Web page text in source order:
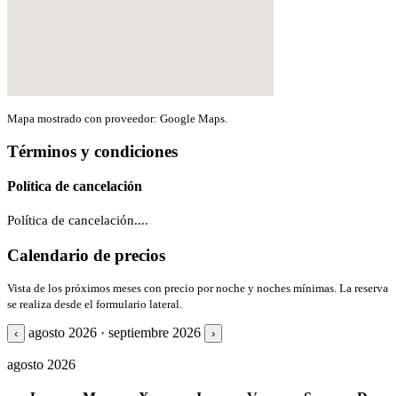
Mapa mostrado con proveedor: Google Maps.
Términos y condiciones
Política de cancelación
Política de cancelación....
Calendario de precios
Vista de los próximos meses con precio por noche y noches mínimas. La reserva
se realiza desde el formulario lateral.
‹ agosto 2026 · septiembre 2026 ›
agosto 2026